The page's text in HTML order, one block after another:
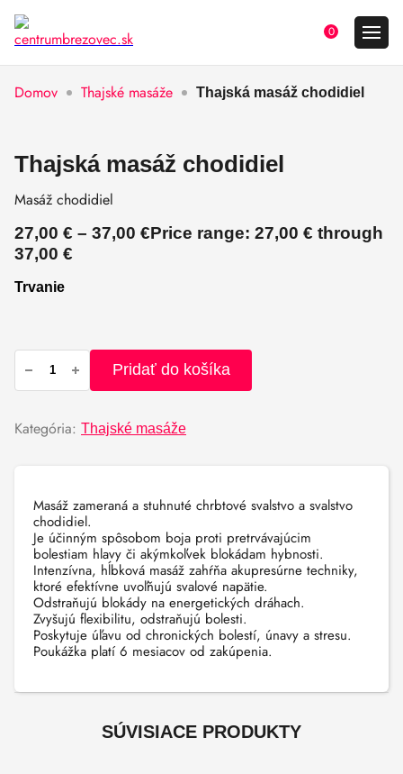
0
Domov Thajské masáže Thajská masáž chodidiel
Thajská masáž chodidiel
Masáž chodidiel
27,00 € – 37,00 €Price range: 27,00 € through
37,00 €
Trvanie
Pridať do košíka
Kategória: Thajské masáže
Masáž zameraná a stuhnuté chrbtové svalstvo a svalstvo
chodidiel.
Je účinným spôsobom boja proti pretrvávajúcim
bolestiam hlavy či akýmkoľvek blokádam hybnosti.
Intenzívna, hĺbková masáž zahŕňa akupresúrne techniky,
ktoré efektívne uvoľňujú svalové napätie.
Odstraňujú blokády na energetických dráhach.
Zvyšujú flexibilitu, odstraňujú bolesti.
Poskytuje úľavu od chronických bolestí, únavy a stresu.
Poukážka platí 6 mesiacov od zakúpenia.
SÚVISIACE PRODUKTY